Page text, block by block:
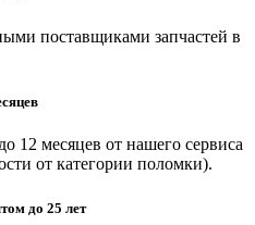
поставщиками запчастей в
12 месяцев от нашего сервиса
от категории поломки).
до 25 лет